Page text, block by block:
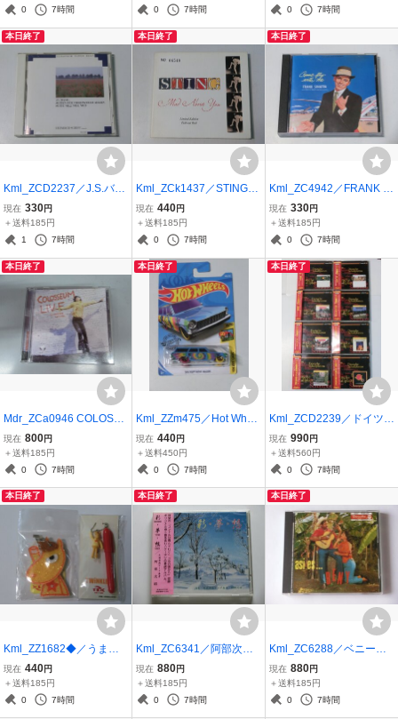
0
7時間
0
7時間
0
7時間
本日終了
Kml_ZCD2237／J.S.バッ
ハ：無伴奏チェロ組曲
ハインリヒ・シフ （国内
CD）
現在 330円
＋送料185円
1
7時間
本日終了
Kml_ZCk1437／STING：
Mad About You （輸入CD
デジパック）
現在 440円
＋送料185円
0
7時間
本日終了
Kml_ZC4942／FRANK SI
NATRA：Come Fly With
Me （輸入CD）
現在 330円
＋送料185円
0
7時間
本日終了
Mdr_ZCa0946 COLOSSE
UM/LIVE
現在 800円
＋送料185円
0
7時間
本日終了
Kml_ZZm475／Hot Whee
ls ホットウィール：HW A
RT CARS「'64 CHEVY N
OVA WAGON」 【未開
現在 440円
＋送料450円
0
7時間
本日終了
Kml_ZCD2239／ドイツ民
謡集 I～VIII （国内CD９
枚 帯付き VIIのみ２枚
組）
現在 990円
＋送料560円
0
7時間
本日終了
Kml_ZZ1682◆／うまた
せ！ キラキラミラー
（ストラップ）＋ フィギ
ュア付きボールペン （未
現在 440円
＋送料185円
0
7時間
本日終了
Kml_ZC6341／阿部次
昭：彩 IRODORI・夢 YU
ME・想 OMOI （未開封C
D）
現在 880円
＋送料185円
0
7時間
本日終了
Kml_ZC6288／ベニー・
モレー：アシ・エス...ベニ
ー （輸入CDに解説書付
き）
現在 880円
＋送料185円
0
7時間